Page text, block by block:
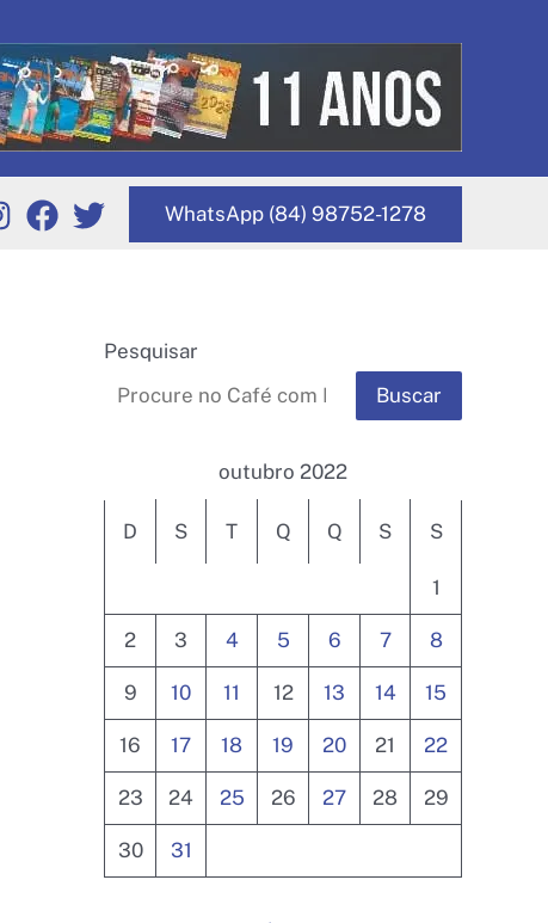
WhatsApp (84) 98752-1278
Pesquisar
Buscar
outubro 2022
D S T Q Q S S
1
2 3 4 5 6 7 8
9 10 11 12 13 14 15
16 17 18 19 20 21 22
23 24 25 26 27 28 29
30 31